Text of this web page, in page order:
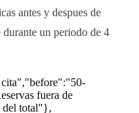
antes y despues de
durante un periodo de 4
fuera de
total"},